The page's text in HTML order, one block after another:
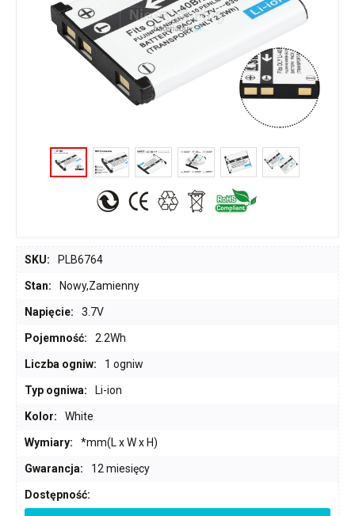
SKU: PLB6764
Stan: Nowy,Zamienny
Napięcie: 3.7V
Pojemność: 2.2Wh
Liczba ogniw: 1 ogniw
Typ ogniwa: Li-ion
Kolor: White
Wymiary: *mm(L x W x H)
Gwarancja: 12 miesięcy
Dostępność: